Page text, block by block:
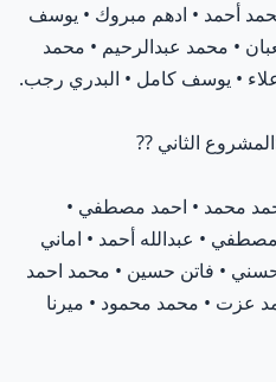
أحمد • ادهم مبروك • يوسف
• محمد عبدالرحيم • محمد
• يوسف كامل • البدري رجب.
??
محمد • احمد مصطفي •
• عبدالله أحمد • اماني
• فاتن حسين • محمد احمد
عزت • محمد محمود • ميرنا